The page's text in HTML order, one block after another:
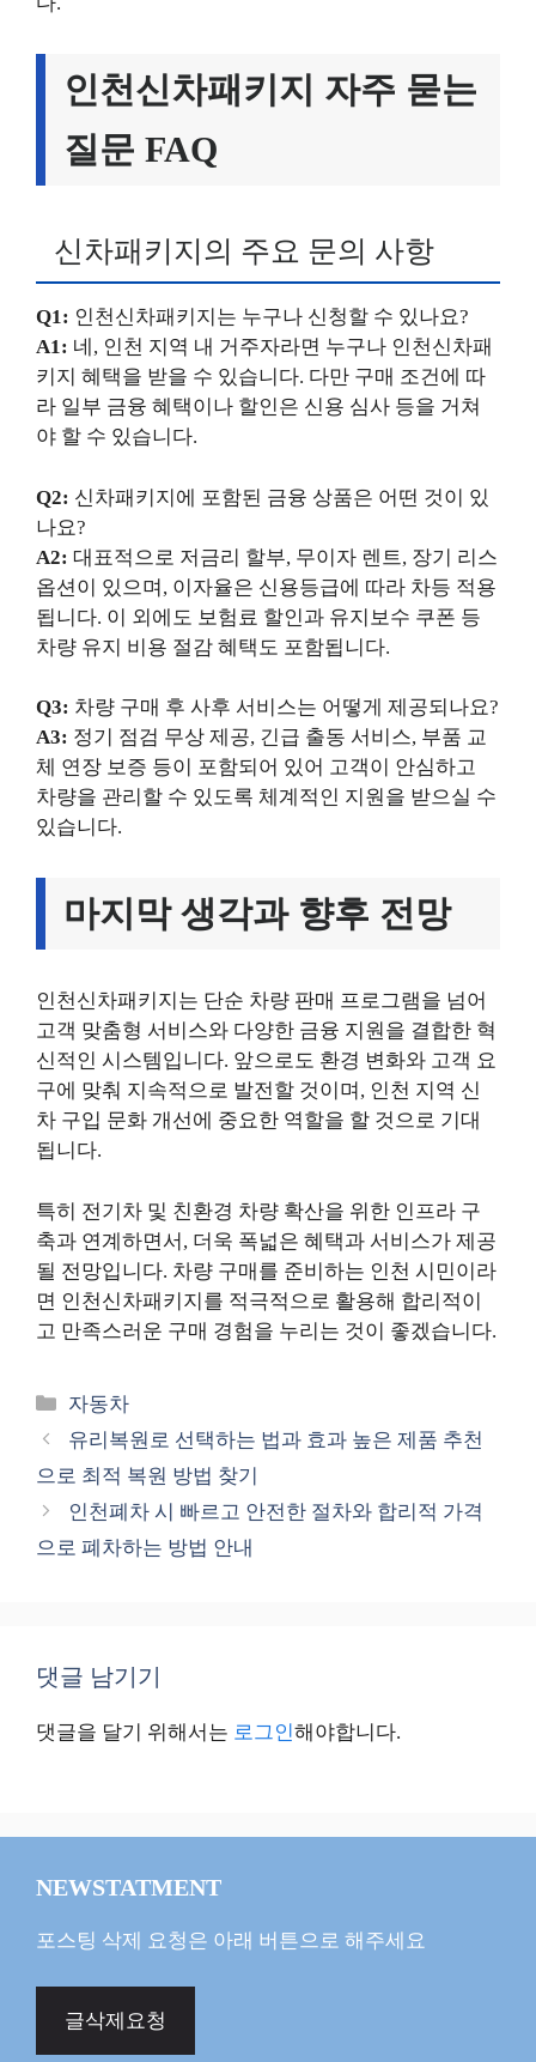
인천신차패키지 자주 묻는
질문 FAQ
신차패키지의 주요 문의 사항
Q1: 인천신차패키지는 누구나 신청할 수 있나요?
A1: 네, 인천 지역 내 거주자라면 누구나 인천신차패
키지 혜택을 받을 수 있습니다. 다만 구매 조건에 따
라 일부 금융 혜택이나 할인은 신용 심사 등을 거쳐
야 할 수 있습니다.
Q2: 신차패키지에 포함된 금융 상품은 어떤 것이 있
나요?
A2: 대표적으로 저금리 할부, 무이자 렌트, 장기 리스
옵션이 있으며, 이자율은 신용등급에 따라 차등 적용
됩니다. 이 외에도 보험료 할인과 유지보수 쿠폰 등
차량 유지 비용 절감 혜택도 포함됩니다.
Q3: 차량 구매 후 사후 서비스는 어떻게 제공되나요?
A3: 정기 점검 무상 제공, 긴급 출동 서비스, 부품 교
체 연장 보증 등이 포함되어 있어 고객이 안심하고
차량을 관리할 수 있도록 체계적인 지원을 받으실 수
있습니다.
마지막 생각과 향후 전망
인천신차패키지는 단순 차량 판매 프로그램을 넘어
고객 맞춤형 서비스와 다양한 금융 지원을 결합한 혁
신적인 시스템입니다. 앞으로도 환경 변화와 고객 요
구에 맞춰 지속적으로 발전할 것이며, 인천 지역 신
차 구입 문화 개선에 중요한 역할을 할 것으로 기대
됩니다.
특히 전기차 및 친환경 차량 확산을 위한 인프라 구
축과 연계하면서, 더욱 폭넓은 혜택과 서비스가 제공
될 전망입니다. 차량 구매를 준비하는 인천 시민이라
면 인천신차패키지를 적극적으로 활용해 합리적이
고 만족스러운 구매 경험을 누리는 것이 좋겠습니다.
카
테
리
자동차
유리복원로 선택하는 법과 효과 높은 제품 추천
으로 최적 복원 방법 찾기
인천폐차 시 빠르고 안전한 절차와 합리적 가격
으로 폐차하는 방법 안내
댓글 남기기
댓글을 달기 위해서는 로그인해야합니다.
NEWSTATMENT
포스팅 삭제 요청은 아래 버튼으로 해주세요
글삭제요청